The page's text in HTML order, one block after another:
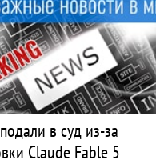
в суд из-за
Claude Fable 5